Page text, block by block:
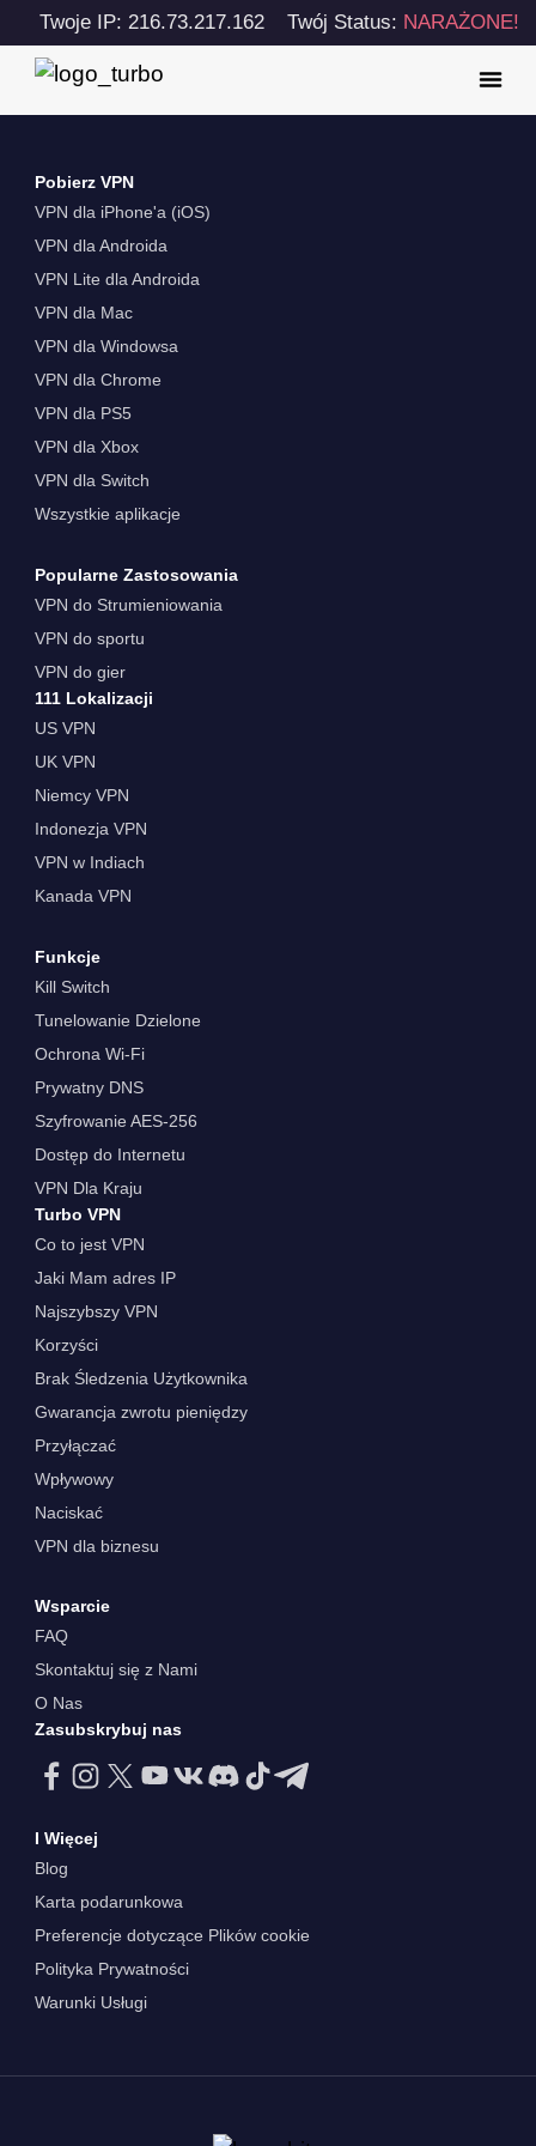
Twoje IP: 216.73.217.162 Twój Status: NARAŻONE!
Pobierz VPN
VPN dla iPhone'a (iOS)
VPN dla Androida
VPN Lite dla Androida
VPN dla Mac
VPN dla Windowsa
VPN dla Chrome
VPN dla PS5
VPN dla Xbox
VPN dla Switch
Wszystkie aplikacje
Popularne Zastosowania
VPN do Strumieniowania
VPN do sportu
VPN do gier
111 Lokalizacji
US VPN
UK VPN
Niemcy VPN
Indonezja VPN
VPN w Indiach
Kanada VPN
Funkcje
Kill Switch
Tunelowanie Dzielone
Ochrona Wi-Fi
Prywatny DNS
Szyfrowanie AES-256
Dostęp do Internetu
VPN Dla Kraju
Turbo VPN
Co to jest VPN
Jaki Mam adres IP
Najszybszy VPN
Korzyści
Brak Śledzenia Użytkownika
Gwarancja zwrotu pieniędzy
Przyłączać
Wpływowy
Naciskać
VPN dla biznesu
Wsparcie
FAQ
Skontaktuj się z Nami
O Nas
Zasubskrybuj nas
I Więcej
Blog
Karta podarunkowa
Preferencje dotyczące Plików cookie
Polityka Prywatności
Warunki Usługi